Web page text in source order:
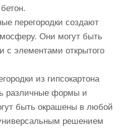
перегородки создают
Они могут быть
с элементами открытого
из гипсокартона
различные формы и
быть окрашены в любой
решением